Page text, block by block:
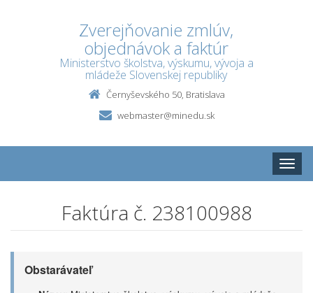
Zverejňovanie zmlúv,
objednávok a faktúr
Ministerstvo školstva, výskumu, vývoja a
mládeže Slovenskej republiky
Černyševského 50, Bratislava
webmaster@minedu.sk
Toggle
Faktúra č. 238100988
Obstarávateľ